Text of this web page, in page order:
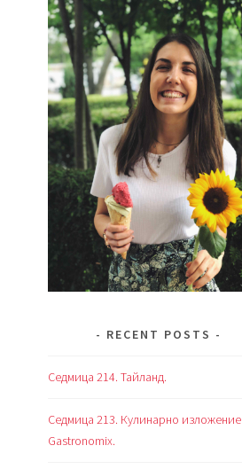
RECENT POSTS
Седмица 214. Тайланд.
Седмица 213. Кулинарно изложение
Gastronomix.